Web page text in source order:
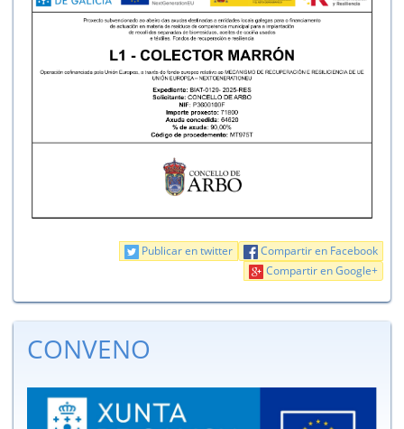
Compartir en Facebook
Publicar en twitter
Compartir en Google+
CONVENO